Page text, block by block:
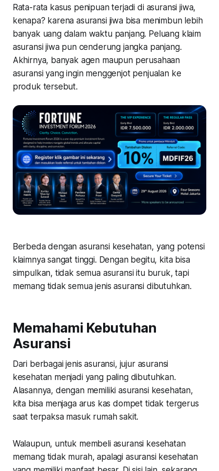
Rata-rata kasus penipuan terjadi di asuransi jiwa,
kenapa? karena asuransi jiwa bisa menimbun lebih
banyak uang dalam waktu panjang. Peluang klaim
asuransi jiwa pun cenderung jangka panjang.
Akhirnya, banyak agen maupun perusahaan
asuransi yang ingin menggenjot penjualan ke
produk tersebut.
Berbeda dengan asuransi kesehatan, yang potensi
klaimnya sangat tinggi. Dengan begitu, kita bisa
simpulkan, tidak semua asuransi itu buruk, tapi
memang tidak semua jenis asuransi dibutuhkan.
Memahami Kebutuhan
Asuransi
Dari berbagai jenis asuransi, jujur asuransi
kesehatan menjadi yang paling dibutuhkan.
Alasannya, dengan memiliki asuransi kesehatan,
kita bisa menjaga arus kas dompet tidak tergerus
saat terpaksa masuk rumah sakit.
Walaupun, untuk membeli asuransi kesehatan
memang tidak murah, apalagi asuransi kesehatan